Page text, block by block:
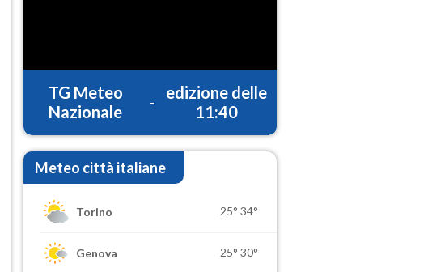
TG Meteo
Nazionale
-
edizione delle
11:40
Meteo città italiane
Torino 25° 34°
Genova 25° 30°